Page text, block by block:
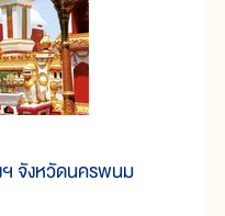
จังหวัดนครพนม